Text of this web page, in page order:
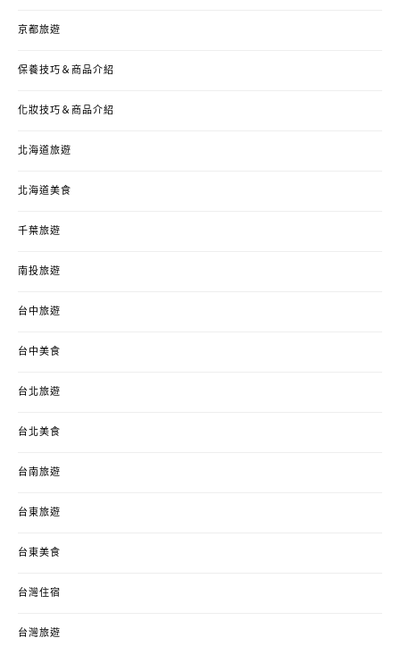
京都旅遊
保養技巧＆商品介紹
化妝技巧＆商品介紹
北海道旅遊
北海道美食
千葉旅遊
南投旅遊
台中旅遊
台中美食
台北旅遊
台北美食
台南旅遊
台東旅遊
台東美食
台灣住宿
台灣旅遊